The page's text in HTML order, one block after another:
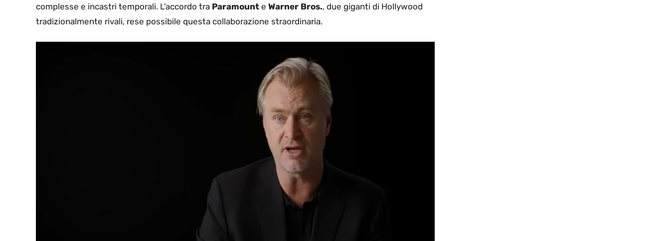
complesse e incastri temporali. L’accordo tra Paramount e Warner Bros., due giganti di Hollywood
tradizionalmente rivali, rese possibile questa collaborazione straordinaria.